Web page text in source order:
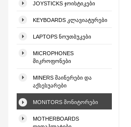
JOYSTICKS ᲯᲝᲘᲡᲢᲘᲙᲔᲑᲘ
KEYBOARDS ᲙᲚᲐᲕᲘᲐᲢᲣᲠᲔᲑᲘ
LAPTOPS ᲜᲝᲣᲗᲑᲣᲙᲔᲑᲘ
MICROPHONES
ᲛᲘᲙᲠᲝᲤᲝᲜᲔᲑᲘ
MINERS ᲛᲐᲘᲜᲔᲠᲔᲑᲘ ᲓᲐ
ᲐᲥᲡᲔᲡᲣᲐᲠᲔᲑᲘ
MONITORS ᲛᲝᲜᲘᲢᲝᲠᲔᲑᲘ
MOTHERBOARDS